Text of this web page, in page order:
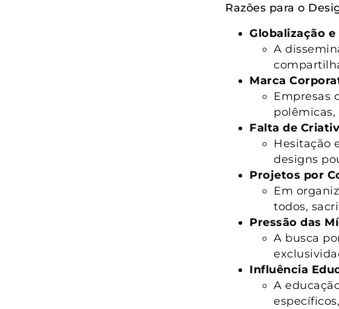
Razões para o
Globalização
A
Marca
Empresas
Falta de
Hesitação
designs
Projetos por
Em
todos,
Pressão das
A busca
Influência
A